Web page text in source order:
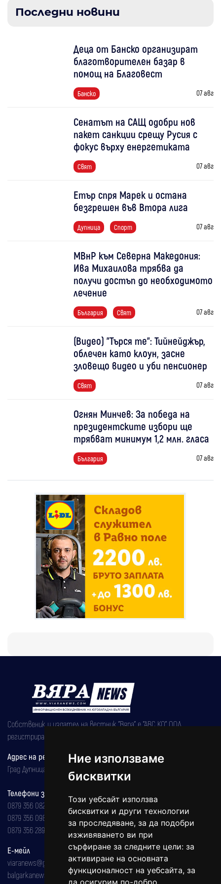
Ние използваме
бисквитки
Този уебсайт използва
бисквитки и други технологии
за проследяване, за да подобри
изживяването ви при
сърфиране за следните цели: за
активиране на основната
функционалност на уебсайта, за
да осигурим по-добро
Последни новини
Деца от Банско организират
благотворителен базар в
помощ на Благовест
Банско 07 авг
Сенатът на САЩ одобри нов
пакет санкции срещу Русия с
фокус върху енергетиката
Свят 07 авг
Етър спря Марек и остана
безгрешен във Втора лига
Дупница Спорт 07 авг
МВнР към Северна Македония:
Ива Михаилова трябва да
получи достъп до необходимото
лечение
България Свят 07 авг
(Видео) "Търся те": Тийнейджър,
облечен като клоун, засне
зловещо видео и уби пенсионер
Свят 07 авг
Огнян Минчев: За победа на
президентските избори ще
трябват минимум 1,2 млн. гласа
България 07 авг
Собственик и издател на вестник "Вяра" е "АВС КО" ООД,
регистрирана на 08.05.2002 година.
Адрес на редакцията
Град Дупница, ул.''Христо Ботев" 43
Телефони за реклама и абонаменти
0879 356 082
0879 356 098
0879 356 289
Е-мейл
viaranews@gmail.com
balgarkanews@gmail.com